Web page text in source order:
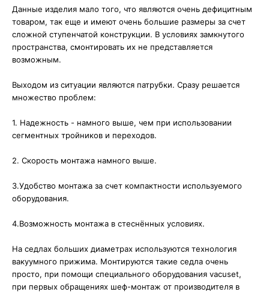
Данные изделия мало того, что являются очень дефицитным
товаром, так еще и имеют очень большие размеры за счет
сложной ступенчатой конструкции. В условиях замкнутого
пространства, смонтировать их не представляется
возможным. ⠀
Выходом из ситуации являются патрубки. Сразу решается
множество проблем:⠀
1. Надежность - намного выше, чем при использовании
сегментных тройников и переходов.⠀
2. Скорость монтажа намного выше. ⠀
3.Удобство монтажа за счет компактности используемого
оборудования. ⠀
4.Возможность монтажа в стеснённых условиях. ⠀
На седлах больших диаметрах используются технология
вакуумного прижима. Монтируются такие седла очень
просто, при помощи специального оборудования vacuset,
при первых обращениях шеф-монтаж от производителя в